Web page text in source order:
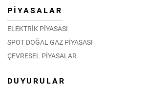
PİYASALAR
ELEKTRİK PİYASASI
SPOT DOĞAL GAZ PİYASASI
ÇEVRESEL PİYASALAR
DUYURULAR